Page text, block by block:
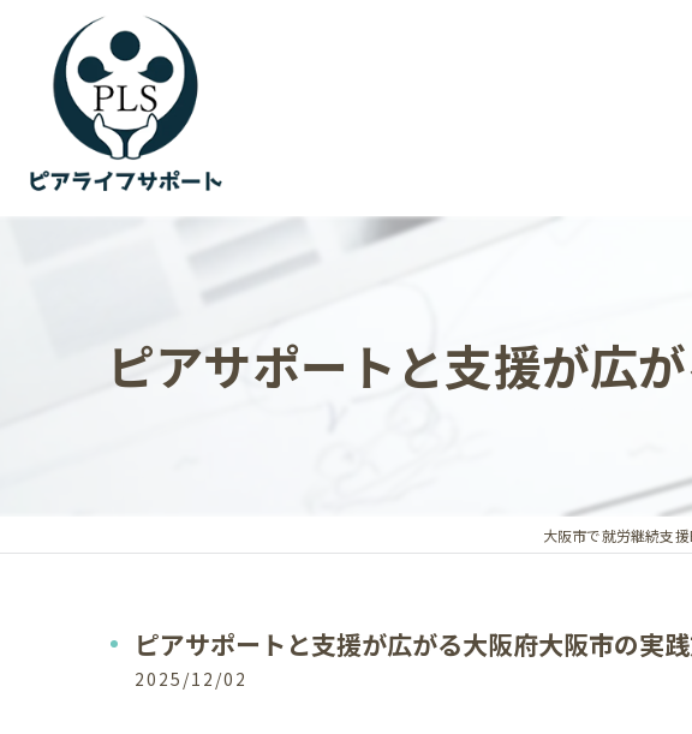
ピアサポートと支援が広
大阪市で就労継続支
ピアサポートと支援が広がる大阪府大阪市の実
2025/12/02